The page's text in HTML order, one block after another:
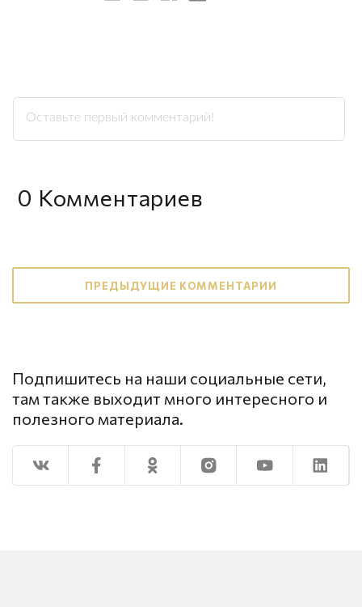
0 Комментариев
ПРЕДЫДУЩИЕ КОММЕНТАРИИ
Подпишитесь на наши социальные сети,
там также выходит много интересного и
полезного материала.